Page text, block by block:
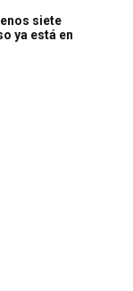
siete
ya está en